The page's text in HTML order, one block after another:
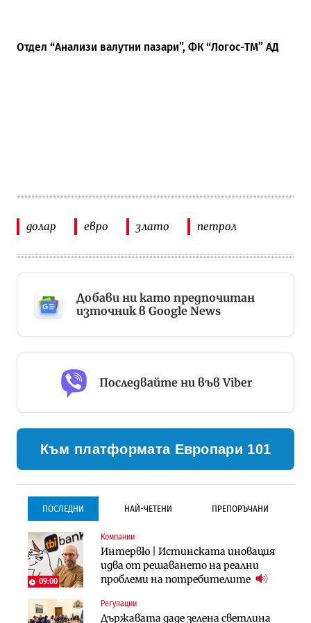
Отдел “Анализи валутни пазари”, ФК “Логос-ТМ” АД
долар евро злато петрол
Добави ни като предпочитан
източник в Google News
Последвайте ни във Viber
Към платформата Европари 101
ПОСЛЕДНИ НАЙ-ЧЕТЕНИ ПРЕПОРЪЧАНИ
09:00
Компании
Интервю | Истинската иновация
идва от решаването на реални
проблеми на потребителите
Регулации
Държавата даде зелена светлина
Инфраструктура
Проектирането на тунела под
Петрохан ще върви паралелно с
екологичните оценки
Градоустройство
Столична община избра
Инфраструктура
Проектирането на тунела под
Петрохан ще върви паралелно с
екологичните оценки
Компании
„Хювефарма“ подписа договор за